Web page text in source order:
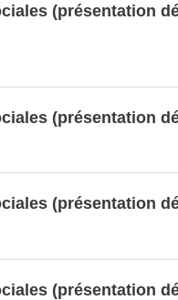
labase de
(présentation
(présentation
(présentation
(présentation